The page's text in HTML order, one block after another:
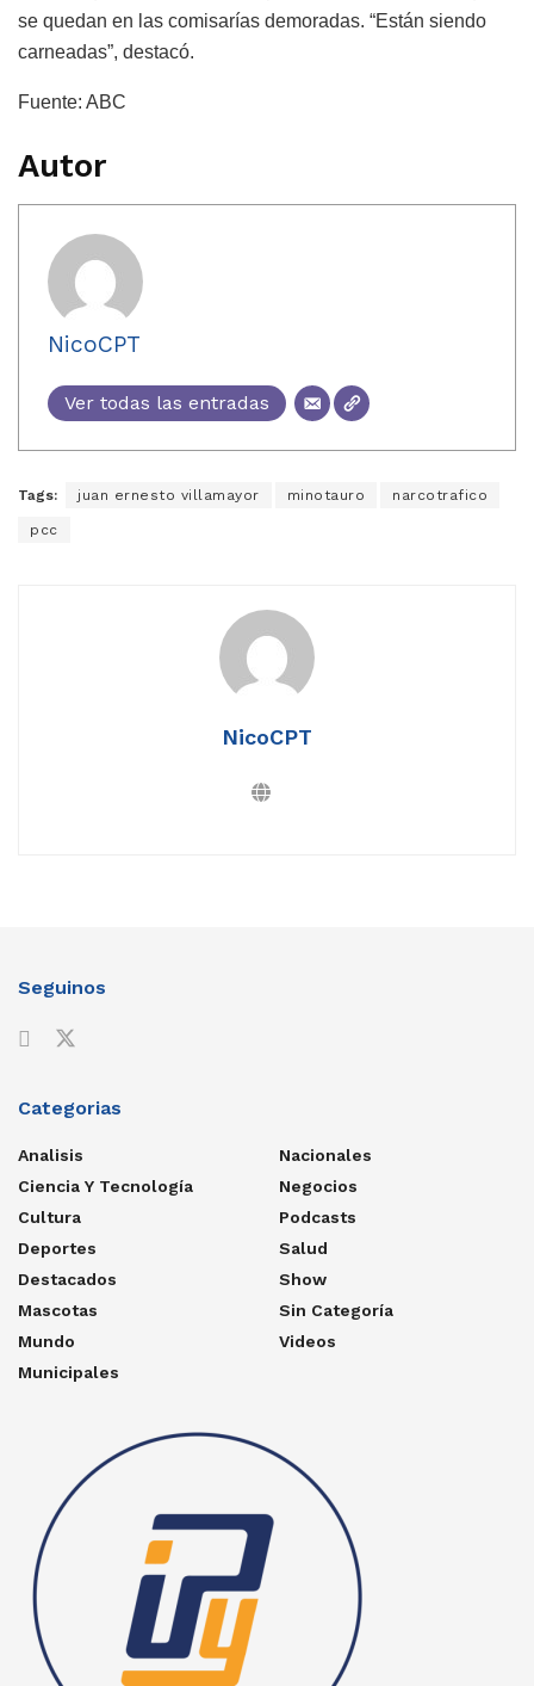
se quedan en las comisarías demoradas. “Están siendo
carneadas”, destacó.
Fuente: ABC
Autor
NicoCPT
Ver todas las entradas
Tags: juan ernesto villamayor minotauro narcotrafico
pcc
NicoCPT
Seguinos
Categorias
Analisis
Ciencia Y Tecnología
Cultura
Deportes
Destacados
Mascotas
Mundo
Municipales
Nacionales
Negocios
Podcasts
Salud
Show
Sin Categoría
Videos